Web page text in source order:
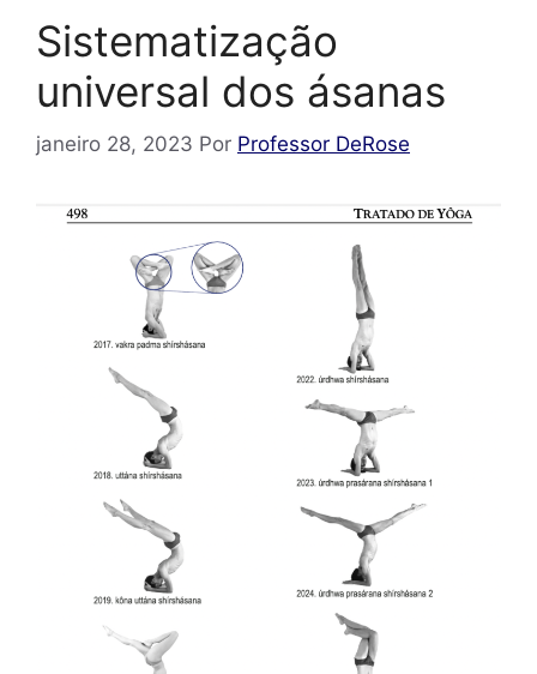
Sistematização
universal dos ásanas
janeiro 28, 2023 Por Professor DeRose